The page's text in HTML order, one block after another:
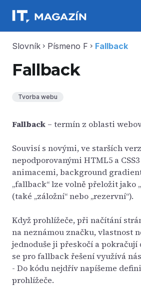
Slovník chevron_right Písmeno F chevron_right Fallback
Fallback
Tvorba webu
Fallback – termín z oblasti
Souvisí s novými, ve starších
nepodporovanými HTML5 a
animacemi, background
„fallback“ lze volně přeložit jako
(také „záložní“ nebo „rezervní“).
Když prohlížeče, při načítání
na neznámou značku, vlastnost
jednoduše ji přeskočí a pokračují
se pro fallback řešení využívá
- Do kódu nejdřív napíšeme
prohlížeče.